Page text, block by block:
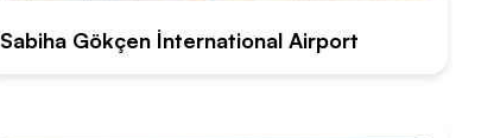
Sabiha Gökçen İnternational Airport